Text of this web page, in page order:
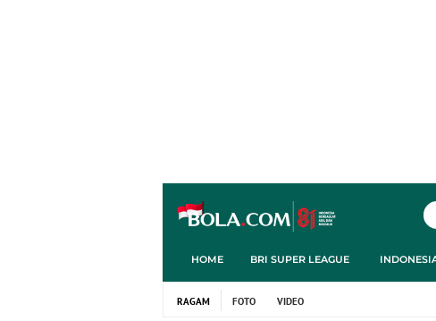
HOME BRI SUPER LEAGUE
RAGAM FOTO VIDEO